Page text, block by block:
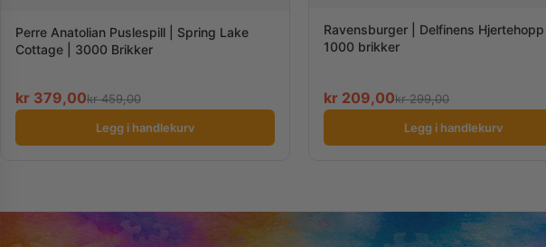
Perre Anatolian Puslespill | Spring Lake
Cottage | 3000 Brikker
kr 379,00kr459,00
Legg i handlekurv
Ravensburger | Delfinens Hjertehopp |
1000 brikker
kr 209,00kr299,00
Legg i handlekurv